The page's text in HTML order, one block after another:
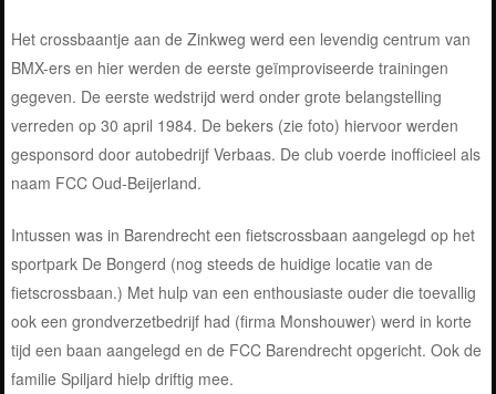
Het crossbaantje aan de Zinkweg werd een levendig centrum van
BMX-ers en hier werden de eerste geïmproviseerde trainingen
gegeven. De eerste wedstrijd werd onder grote belangstelling
verreden op 30 april 1984. De bekers (zie foto) hiervoor werden
gesponsord door autobedrijf Verbaas. De club voerde inofficieel als
naam FCC Oud-Beijerland.
Intussen was in Barendrecht een fietscrossbaan aangelegd op het
sportpark De Bongerd (nog steeds de huidige locatie van de
fietscrossbaan.) Met hulp van een enthousiaste ouder die toevallig
ook een grondverzetbedrijf had (firma Monshouwer) werd in korte
tijd een baan aangelegd en de FCC Barendrecht opgericht. Ook de
familie Spiljard hielp driftig mee.